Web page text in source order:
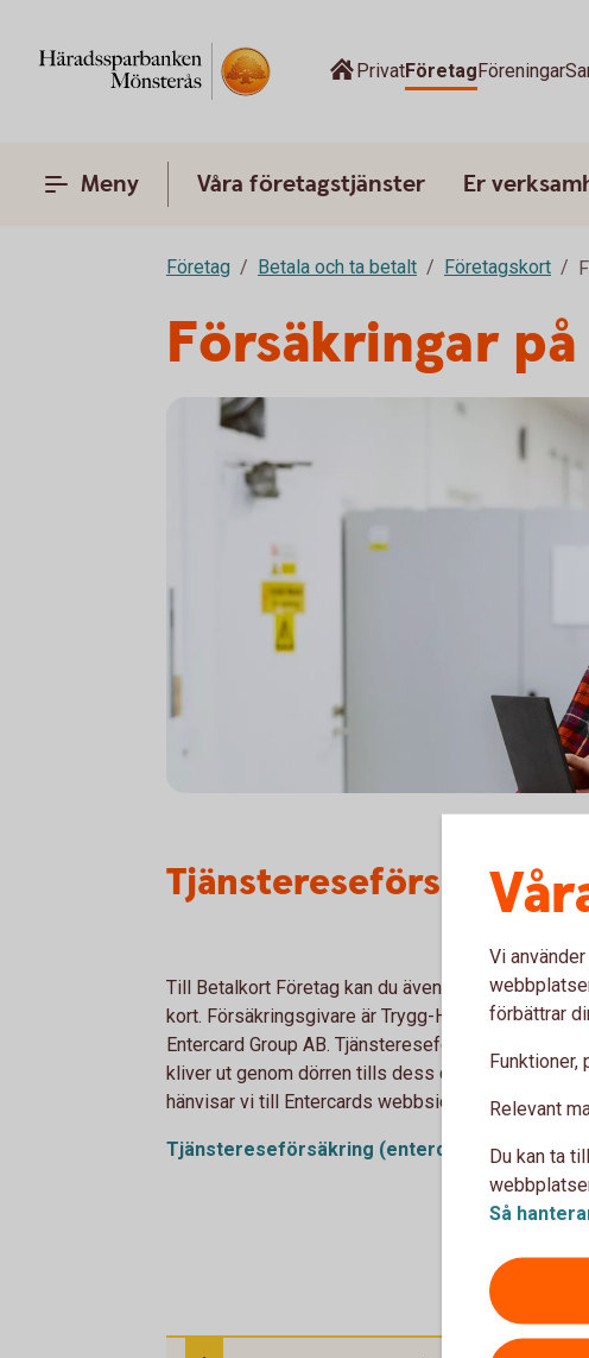
PrivatFöretagFöreningar
Meny Våra företagstjänster Er
Företag Betala och ta betalt Företagskort
Försäkringar
Tjänstereseförsäkring
Till Betalkort Företag kan du även ansluta en
kort. Försäkringsgivare är Trygg-Hansa och
Entercard Group AB. Tjänstereseförsäkringen gäller
kliver ut genom dörren tills dess du kommer hem
hänvisar vi till Entercards webbsida via länken
Tjänstereseförsäkring (entercard.se)
Vi
förbättrar
Funktioner,
Relevant
Du kan ta
Så